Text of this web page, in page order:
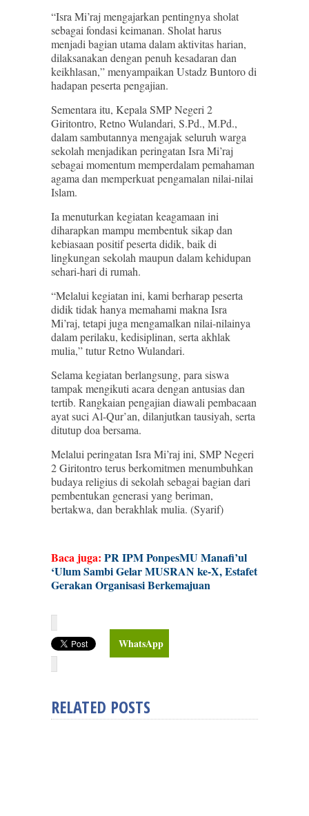
“Isra Mi’raj mengajarkan pentingnya sholat
sebagai fondasi keimanan. Sholat harus
menjadi bagian utama dalam aktivitas harian,
dilaksanakan dengan penuh kesadaran dan
keikhlasan,” menyampaikan Ustadz Buntoro di
hadapan peserta pengajian.
Sementara itu, Kepala SMP Negeri 2
Giritontro, Retno Wulandari, S.Pd., M.Pd.,
dalam sambutannya mengajak seluruh warga
sekolah menjadikan peringatan Isra Mi’raj
sebagai momentum memperdalam pemahaman
agama dan memperkuat pengamalan nilai-nilai
Islam.
Ia menuturkan kegiatan keagamaan ini
diharapkan mampu membentuk sikap dan
kebiasaan positif peserta didik, baik di
lingkungan sekolah maupun dalam kehidupan
sehari-hari di rumah.
“Melalui kegiatan ini, kami berharap peserta
didik tidak hanya memahami makna Isra
Mi’raj, tetapi juga mengamalkan nilai-nilainya
dalam perilaku, kedisiplinan, serta akhlak
mulia,” tutur Retno Wulandari.
Selama kegiatan berlangsung, para siswa
tampak mengikuti acara dengan antusias dan
tertib. Rangkaian pengajian diawali pembacaan
ayat suci Al-Qur’an, dilanjutkan tausiyah, serta
ditutup doa bersama.
Melalui peringatan Isra Mi’raj ini, SMP Negeri
2 Giritontro terus berkomitmen menumbuhkan
budaya religius di sekolah sebagai bagian dari
pembentukan generasi yang beriman,
bertakwa, dan berakhlak mulia. (Syarif)
Baca juga: PR IPM PonpesMU Manafi’ul
‘Ulum Sambi Gelar MUSRAN ke-X, Estafet
Gerakan Organisasi Berkemajuan
WhatsApp
RELATED POSTS